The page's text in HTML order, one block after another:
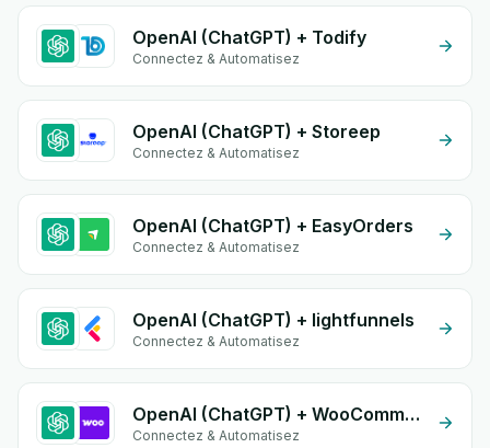
OpenAI (ChatGPT) + Todify
Connectez & Automatisez
OpenAI (ChatGPT) + Storeep
Connectez & Automatisez
OpenAI (ChatGPT) + EasyOrders
Connectez & Automatisez
OpenAI (ChatGPT) + lightfunnels
Connectez & Automatisez
OpenAI (ChatGPT) + WooCommerce
Connectez & Automatisez